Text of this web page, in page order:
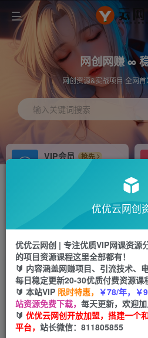
网创网赚 ∞
网创资源&实战项目 全网
输入关键词搜索
VIP会员
抢先
免费下载全站资源
站长V：hu91275
首页 冒泡网 正文
《视频号变现训练营》带你
佣金赚到爆
优优云网创
2年前发布
优优云网创
优优云网创 | 专注优质VIP网课资源
的项目资源课程这里全部都有！
🔰 内容涵盖网赚项目、引流技术、
每日稳定更新20-30优质付费资源课
🔰 本站VIP 限时特惠， ￥78/年，￥
站资源免费下载， 每天更新，欢迎加
🔰 优优云网创开放加盟，搭建一个
平台， 站长微信：811805855